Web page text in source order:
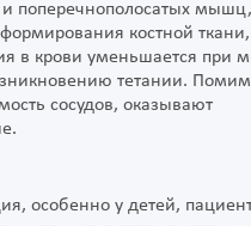
поперечнополосатых мышц,
костной ткани,
в крови уменьшается при
тетании.
сосудов, оказывают
особенно у детей,